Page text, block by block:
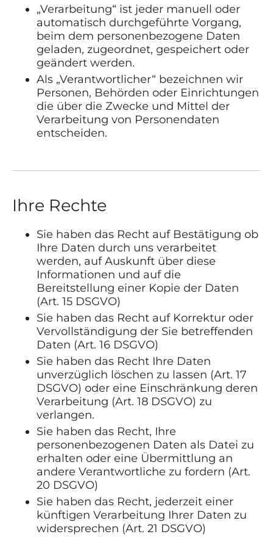
„Verarbeitung“ ist jeder manuell oder
automatisch durchgeführte Vorgang,
beim dem personenbezogene Daten
geladen, zugeordnet, gespeichert oder
geändert werden.
Als „Verantwortlicher“ bezeichnen wir
Personen, Behörden oder Einrichtungen
die über die Zwecke und Mittel der
Verarbeitung von Personendaten
entscheiden.
Ihre Rechte
Sie haben das Recht auf Bestätigung ob
Ihre Daten durch uns verarbeitet
werden, auf Auskunft über diese
Informationen und auf die
Bereitstellung einer Kopie der Daten
(Art. 15 DSGVO)
Sie haben das Recht auf Korrektur oder
Vervollständigung der Sie betreffenden
Daten (Art. 16 DSGVO)
Sie haben das Recht Ihre Daten
unverzüglich löschen zu lassen (Art. 17
DSGVO) oder eine Einschränkung deren
Verarbeitung (Art. 18 DSGVO) zu
verlangen.
Sie haben das Recht, Ihre
personenbezogenen Daten als Datei zu
erhalten oder eine Übermittlung an
andere Verantwortliche zu fordern (Art.
20 DSGVO)
Sie haben das Recht, jederzeit einer
künftigen Verarbeitung Ihrer Daten zu
widersprechen (Art. 21 DSGVO)